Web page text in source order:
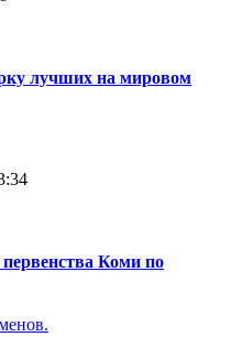
лучших на мировом
Коми по